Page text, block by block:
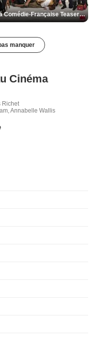
De la Comédie-Française Teaser VF
manquer
Cinéma
Richet
Annabelle Wallis